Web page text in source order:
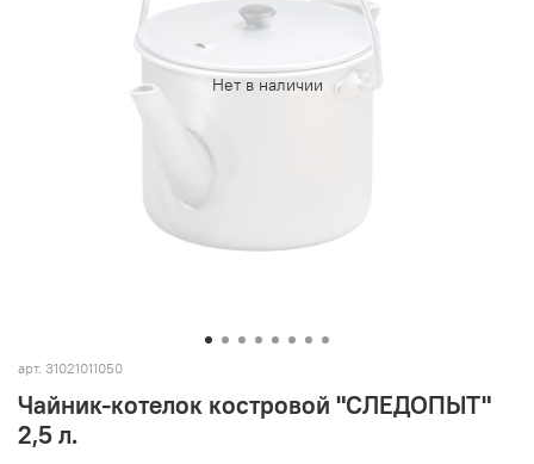
Нет в наличии
арт. 31021011050
Чайник-котелок костровой "СЛЕДОПЫТ"
2,5 л.